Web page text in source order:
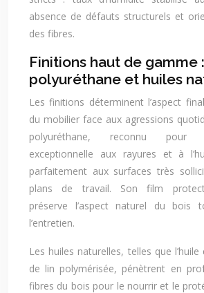
absence de défauts structurels et
des fibres.
Finitions haut de gamme
polyuréthane et huiles
Les finitions déterminent l’aspect
du mobilier face aux agressions
polyuréthane, reconnu pour
exceptionnelle aux rayures et à
parfaitement aux surfaces très
plans de travail. Son film
préserve l’aspect naturel du bois
l’entretien.
Les huiles naturelles, telles que l’huile
de lin polymérisée, pénètrent en
fibres du bois pour le nourrir et le